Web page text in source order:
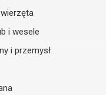
i wesele
i przemysł